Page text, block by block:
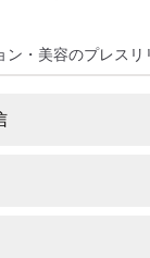
ン・美容のプレスリ